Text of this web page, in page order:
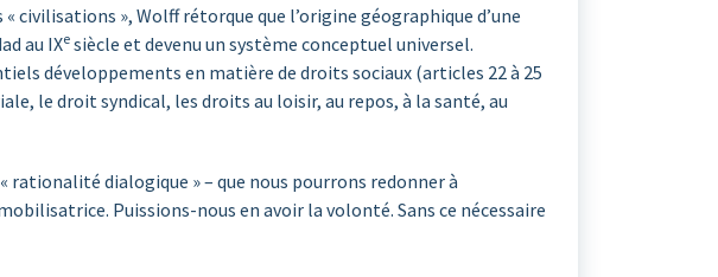
civilisations », Wolff rétorque que l’origine géographique d’une
au IXe siècle et devenu un système conceptuel universel.
développements en matière de droits sociaux (articles 22 à 25
le droit syndical, les droits au loisir, au repos, à la santé, au
dialogique » – que nous pourrons redonner à
Puissions-nous en avoir la volonté. Sans ce nécessaire